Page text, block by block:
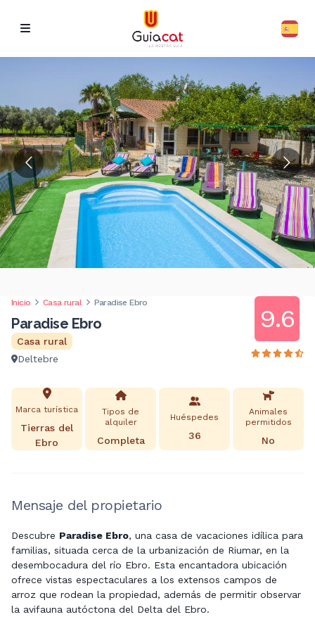
Inicio Casa rural Paradise Ebro
Paradise Ebro
Casa rural
Deltebre
9.6
Marca turística
Tierras del
Ebro
Tipos de
alquiler
Completa
Huéspedes
36
Animales
permitidos
No
Mensaje del propietario
Descubre Paradise Ebro, una casa de vacaciones idílica para
familias, situada cerca de la urbanización de Riumar, en la
desembocadura del río Ebro. Esta encantadora ubicación
ofrece vistas espectaculares a los extensos campos de
arroz que rodean la propiedad, además de permitir observar
la avifauna autóctona del Delta del Ebro.